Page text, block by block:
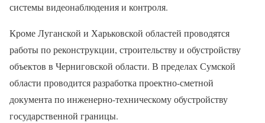
системы видеонаблюдения и контроля.
Кроме Луганской и Харьковской областей проводятся
работы по реконструкции, строительству и обустройству
объектов в Черниговской области. В пределах Сумской
области проводится разработка проектно-сметной
документа по инженерно-техническому обустройству
государственной границы.